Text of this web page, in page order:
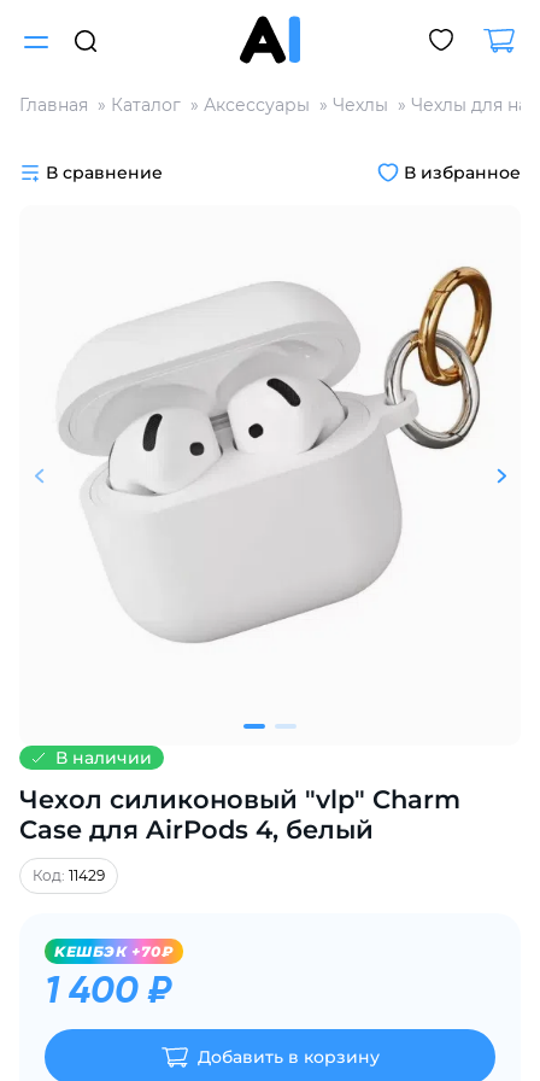
Главная Каталог Аксессуары Чехлы Чехлы для
В наличии
Чехол силиконовый "vlp" Charm
Case для AirPods 4, белый
Код: 11429
KЕШБЭК +70₽
1 400 ₽
Добавить в корзину
В сравнение В избранное
Разбейте
без переплат
График платежей
Сегодня
25
Добавляйте товары
в корзину
% картой любого банка
Получайте товар
выбранный способом
списываться
по25%каждые 2 недели
Подробнее